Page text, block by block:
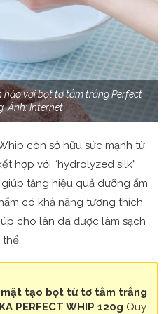
hảo với bọt tơ tằm trắng Perfect
Ảnh: Internet
còn sở hữu sức mạnh từ
hợp với “hydrolyzed silk”
tăng hiệu quả dưỡng ẩm
có khả năng tương thích
cho làn da được làm sạch
mặt tạo bọt từ tơ tằm trắng
PERFECT WHIP 120g Quý